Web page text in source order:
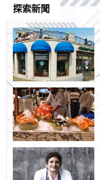
探索新聞